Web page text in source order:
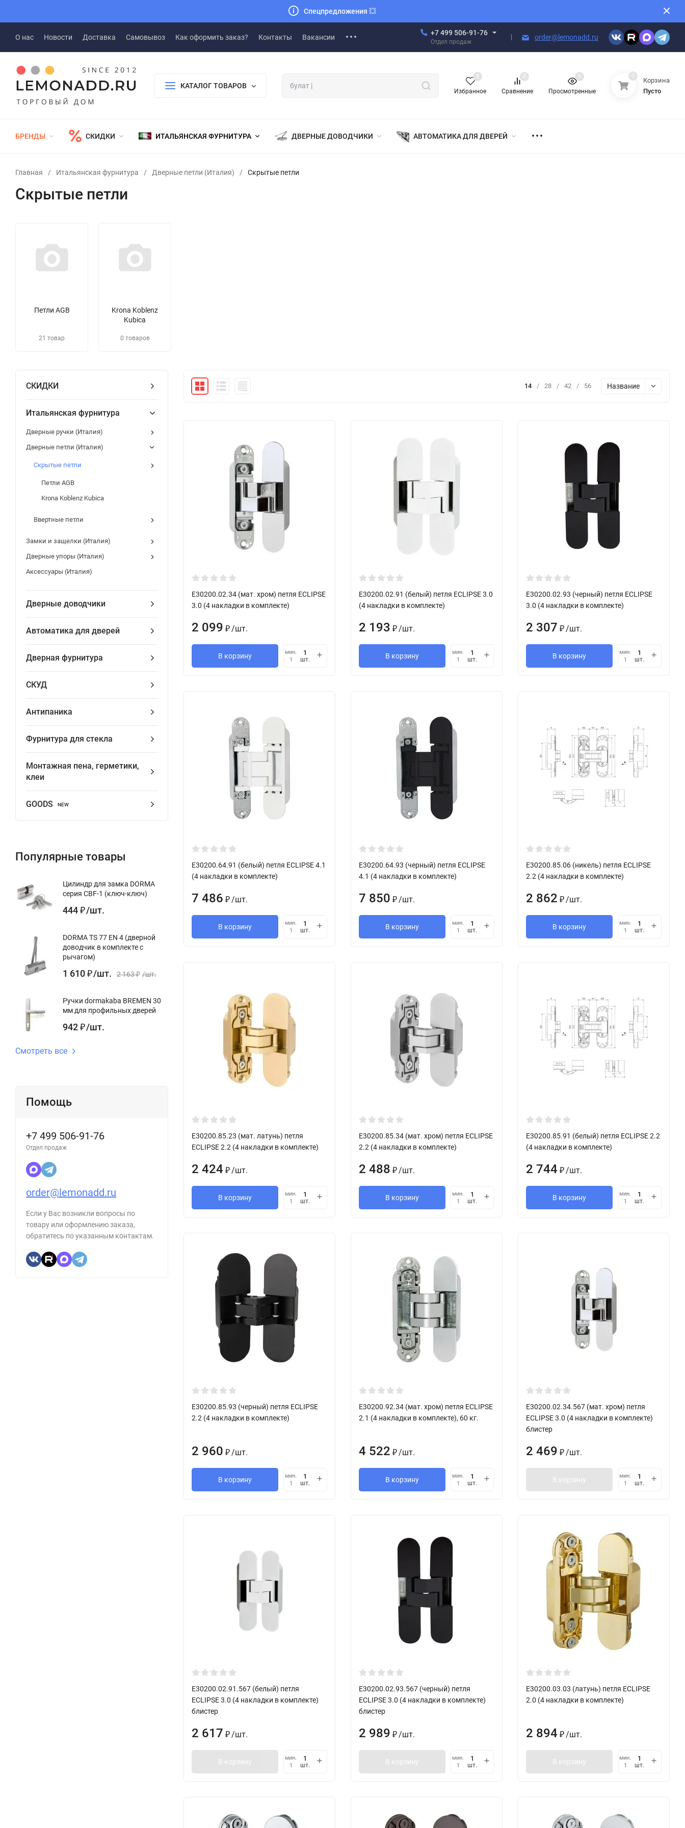
Спецпредложения 💥
О нас Новости Доставка Самовывоз Как оформить заказ? Контакты Вакансии
+7 499 506-91-76
Отдел продаж
order@lemonadd.ru
КАТАЛОГ ТОВАРОВ
Избранное
0
Сравнение
0
Просмотренные
0 0
Корзина
Пусто
БРЕНДЫ СКИДКИ ИТАЛЬЯНСКАЯ ФУРНИТУРА ДВЕРНЫЕ ДОВОДЧИКИ АВТОМАТИКА ДЛЯ ДВЕРЕЙ
Главная / Итальянская фурнитура / Дверные петли (Италия) / Скрытые петли
Скрытые петли
Петли AGB
21 товар
Krona Koblenz
Kubica
0 товаров
СКИДКИ
Итальянская фурнитура
Дверные ручки (Италия)
Дверные петли (Италия)
Скрытые петли
Петли AGB
Krona Koblenz Kubica
Ввертные петли
Замки и защелки (Италия)
Дверные упоры (Италия)
Аксессуары (Италия)
Дверные доводчики
Автоматика для дверей
Дверная фурнитура
СКУД
Антипаника
Фурнитура для стекла
Монтажная пена, герметики,
клеи
GOODS NEW
Популярные товары
Цилиндр для замка DORMA
серия CBF-1 (ключ-ключ)
444 ₽ /шт.
DORMA TS 77 EN 4 (дверной
доводчик в комплекте с
рычагом)
1 610 ₽ /шт. 2 163 ₽ /шт.
Ручки dormakaba BREMEN 30
мм для профильных дверей
942 ₽ /шт.
Смотреть все
Помощь
+7 499 506-91-76
Отдел продаж
order@lemonadd.ru
Если у Вас возникли вопросы по
товару или оформлению заказа,
обратитесь по указанным контактам.
14 / 28 / 42 / 56 Название
E30200.02.34 (мат. хром) петля ECLIPSE
3.0 (4 накладки в комплекте)
2 099 ₽ /шт.
В корзину
мин.
1
шт.
E30200.02.91 (белый) петля ECLIPSE 3.0
(4 накладки в комплекте)
2 193 ₽ /шт.
В корзину
мин.
1
шт.
E30200.02.93 (черный) петля ECLIPSE
3.0 (4 накладки в комплекте)
2 307 ₽ /шт.
В корзину
мин.
1
шт.
E30200.64.91 (белый) петля ECLIPSE 4.1
(4 накладки в комплекте)
7 486 ₽ /шт.
В корзину
мин.
1
шт.
E30200.64.93 (черный) петля ECLIPSE
4.1 (4 накладки в комплекте)
7 850 ₽ /шт.
В корзину
мин.
1
шт.
E30200.85.06 (никель) петля ECLIPSE
2.2 (4 накладки в комплекте)
2 862 ₽ /шт.
В корзину
мин.
1
шт.
E30200.85.23 (мат. латунь) петля
ECLIPSE 2.2 (4 накладки в комплекте)
2 424 ₽ /шт.
В корзину
мин.
1
шт.
E30200.85.34 (мат. хром) петля ECLIPSE
2.2 (4 накладки в комплекте)
2 488 ₽ /шт.
В корзину
мин.
1
шт.
E30200.85.91 (белый) петля ECLIPSE 2.2
(4 накладки в комплекте)
2 744 ₽ /шт.
В корзину
мин.
1
шт.
E30200.85.93 (черный) петля ECLIPSE
2.2 (4 накладки в комплекте)
2 960 ₽ /шт.
В корзину
мин.
1
шт.
E30200.92.34 (мат. хром) петля ECLIPSE
2.1 (4 накладки в комплекте), 60 кг.
4 522 ₽ /шт.
В корзину
мин.
1
шт.
E30200.02.34.567 (мат. хром) петля
ECLIPSE 3.0 (4 накладки в комплекте)
блистер
2 469 ₽ /шт.
В корзину
мин.
1
шт.
E30200.02.91.567 (белый) петля
ECLIPSE 3.0 (4 накладки в комплекте)
блистер
2 617 ₽ /шт.
В корзину
мин.
1
шт.
E30200.02.93.567 (черный) петля
ECLIPSE 3.0 (4 накладки в комплекте)
блистер
2 989 ₽ /шт.
В корзину
мин.
1
шт.
E30200.03.03 (латунь) петля ECLIPSE
2.0 (4 накладки в комплекте)
2 894 ₽ /шт.
В корзину
мин.
1
шт.